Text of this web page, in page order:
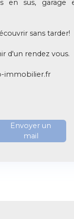
en sus,
sans tarder!
d'un rendez vous.
immobilier.fr
Envoyer un
mail